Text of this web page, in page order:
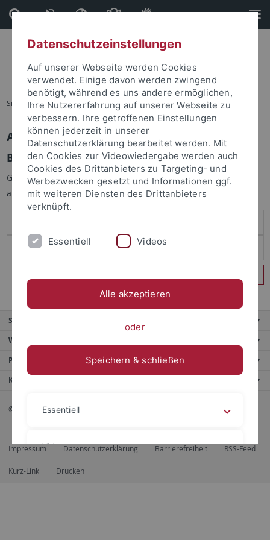
Direkt
zum
Inhalt
Direkt
zur
Fußleiste
Sie sind hier: Startseite
Anmelden
Benutzeranmeldung
Geben Sie Ihren Benutzernamen und Ihr Passwort an um sich
anzumelden:
Service
Weitere Angebote
Portale
Kontaktinfo
© 2026 Eberhard Karls Universität Tübingen, Tübingen
Impressum Datenschutzerklärung Barrierefreiheit RSS-Feed
Kurz-Link Drucken
Datenschutzeinstellungen
Auf unserer Webseite werden Cookies
verwendet. Einige davon werden zwingend
benötigt, während es uns andere ermöglichen,
Ihre Nutzererfahrung auf unserer Webseite zu
verbessern. Ihre getroffenen Einstellungen
können jederzeit in unserer
Datenschutzerklärung bearbeitet werden. Mit
den Cookies zur Videowiedergabe werden auch
Cookies des Drittanbieters zu Targeting- und
Werbezwecken gesetzt und Informationen ggf.
mit weiteren Diensten des Drittanbieters
verknüpft.
Essentiell Videos
Alle akzeptieren
oder
Speichern & schließen
Essentiell
Videos